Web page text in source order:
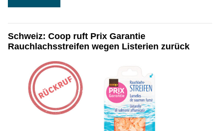
Schweiz: Coop ruft Prix Garantie
Rauchlachsstreifen wegen Listerien zurück